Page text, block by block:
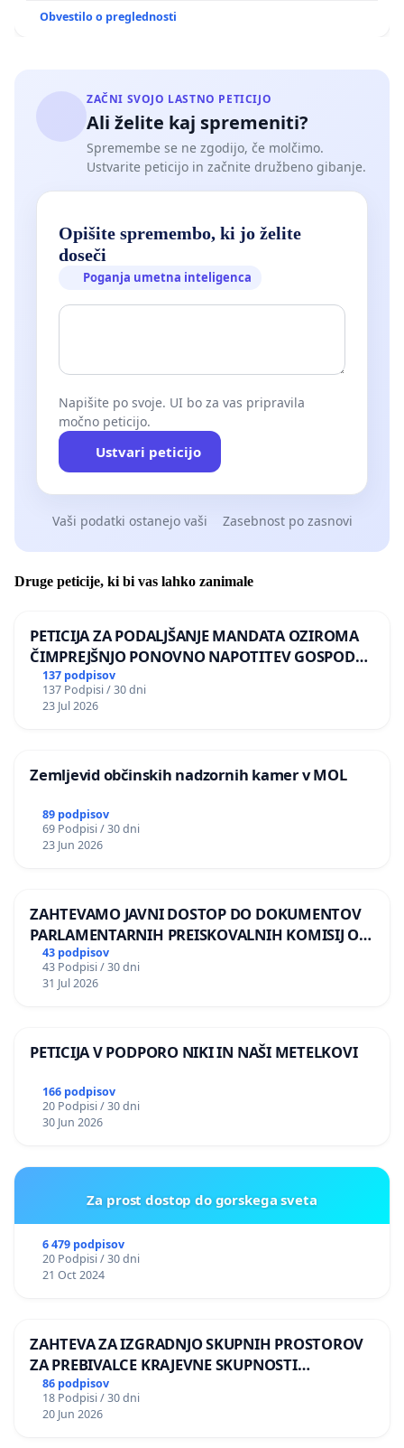
Obvestilo o preglednosti
ZAČNI SVOJO LASTNO PETICIJO
Ali želite kaj spremeniti?
Spremembe se ne zgodijo, če molčimo.
Ustvarite peticijo in začnite družbeno gibanje.
Opišite spremembo, ki jo želite
doseči
Poganja umetna inteligenca
Napišite po svoje. UI bo za vas pripravila
močno peticijo.
Ustvari peticijo
Vaši podatki ostanejo vaši Zasebnost po zasnovi
Druge peticije, ki bi vas lahko zanimale
PETICIJA ZA PODALJŠANJE MANDATA OZIROMA
ČIMPREJŠNJO PONOVNO NAPOTITEV GOSPODA
BERNARDA ŠRAJNERJA NA VELEPOSLANIŠTVO
REPUBLIKE SLOVENIJE V MOSKVI
137 podpisov
137 Podpisi / 30 dni
23 Jul 2026
Zemljevid občinskih nadzornih kamer v MOL
89 podpisov
69 Podpisi / 30 dni
23 Jun 2026
ZAHTEVAMO JAVNI DOSTOP DO DOKUMENTOV
PARLAMENTARNIH PREISKOVALNIH KOMISIJ O
ILEGALNI TRGOVINI Z OROŽJEM
43 podpisov
43 Podpisi / 30 dni
31 Jul 2026
PETICIJA V PODPORO NIKI IN NAŠI METELKOVI
166 podpisov
20 Podpisi / 30 dni
30 Jun 2026
Za prost dostop do gorskega sveta
6 479 podpisov
20 Podpisi / 30 dni
21 Oct 2024
ZAHTEVA ZA IZGRADNJO SKUPNIH PROSTOROV
ZA PREBIVALCE KRAJEVNE SKUPNOSTI
PRESTRANEK
86 podpisov
18 Podpisi / 30 dni
20 Jun 2026